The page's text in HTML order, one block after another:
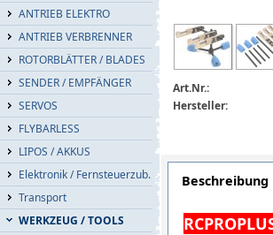
ANTRIEB ELEKTRO
ANTRIEB VERBRENNER
ROTORBLÄTTER / BLADES
SENDER / EMPFÄNGER
SERVOS
FLYBARLESS
LIPOS / AKKUS
Elektronik / Fernsteuerzub.
Transport
WERKZEUG / TOOLS
Art.Nr.:
Hersteller:
Beschreibung